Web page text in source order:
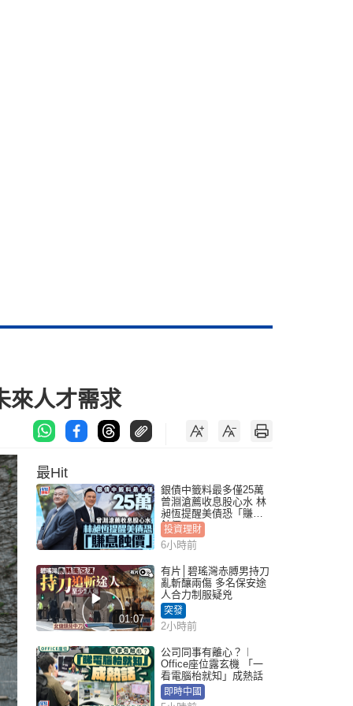
來人才需求
最Hit
銀債中籤料最多僅25萬
曾淵滄薦收息股心水 林
昶恆提醒美債恐「賺息
蝕價」
投資理財
6小時前
01:07
有片│碧瑤灣赤膊男持刀
亂斬釀兩傷 多名保安途
人合力制服疑兇
突發
2小時前
公司同事有離心？︱
Office座位露玄機 「一
看電腦枱就知」成熱話
即時中國